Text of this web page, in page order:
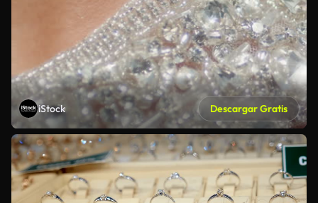
iStock Descargar Gratis